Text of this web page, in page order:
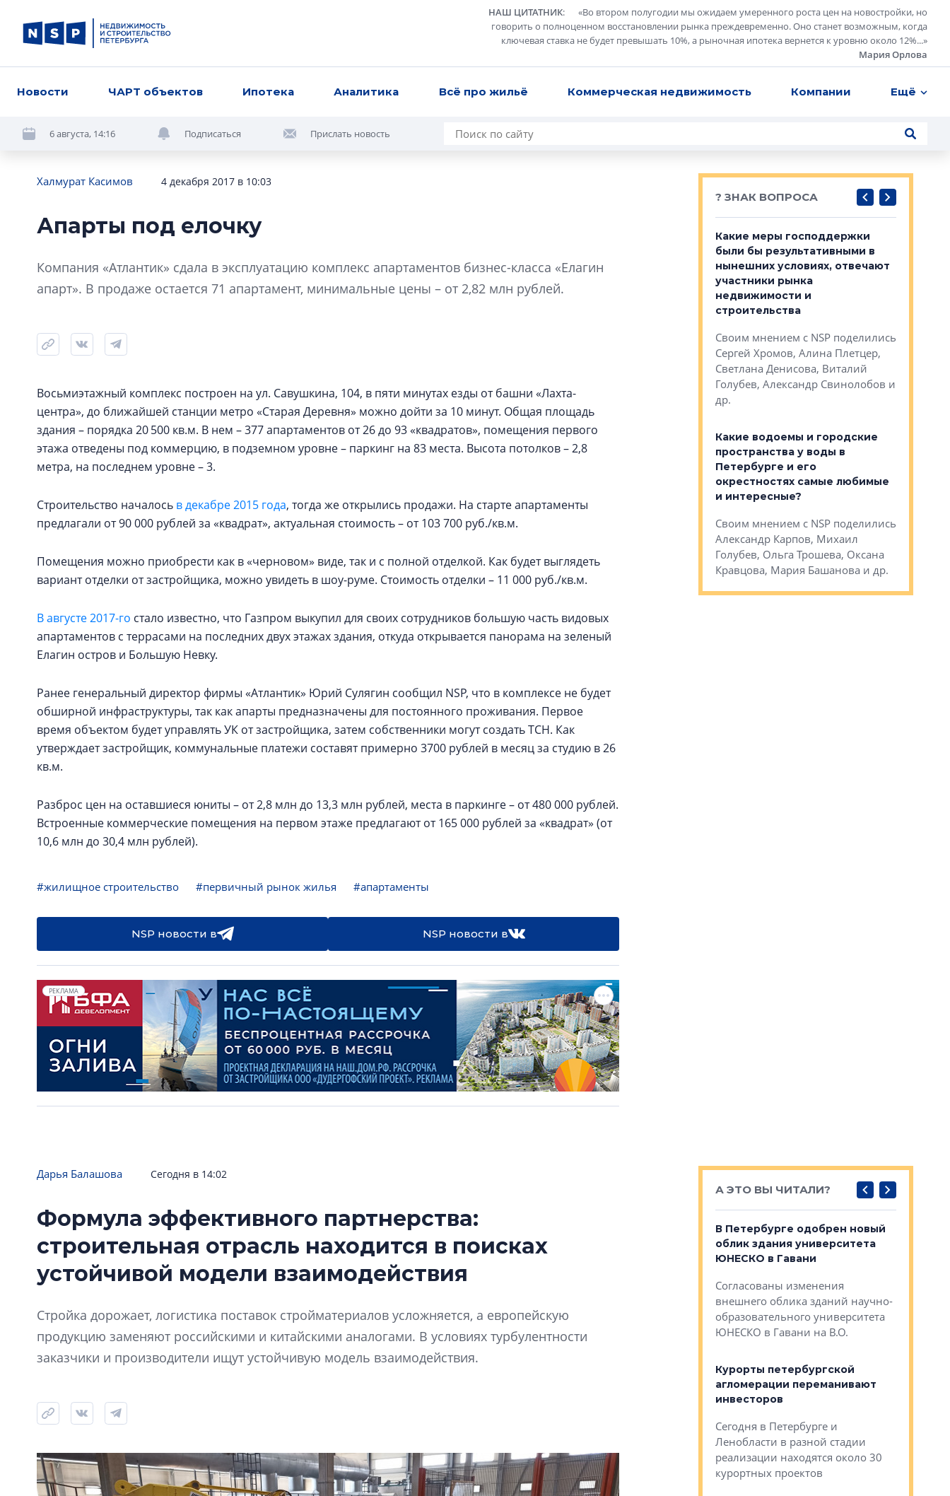
НАШ ЦИТАТНИК: «Во втором полугодии мы ожидаем умеренного роста цен на новостройки, но
говорить о полноценном восстановлении рынка преждевременно. Оно станет возможным, когда
ключевая ставка не будет превышать 10%, а рыночная ипотека вернется к уровню около 12%...»
Мария Орлова
Новости ЧАРТ объектов Ипотека Аналитика Всё про жильё Коммерческая недвижимость Компании Ещё
6 августа, 14:16 Подписаться Прислать новость
Халмурат Касимов 4 декабря 2017 в 10:03
Апарты под елочку
Компания «Атлантик» сдала в эксплуатацию комплекс апартаментов бизнес-класса «Елагин
апарт». В продаже остается 71 апартамент, минимальные цены – от 2,82 млн рублей.
Восьмиэтажный комплекс построен на ул. Савушкина, 104, в пяти минутах езды от башни «Лахта-
центра», до ближайшей станции метро «Старая Деревня» можно дойти за 10 минут. Общая площадь
здания – порядка 20 500 кв.м. В нем – 377 апартаментов от 26 до 93 «квадратов», помещения первого
этажа отведены под коммерцию, в подземном уровне – паркинг на 83 места. Высота потолков – 2,8
метра, на последнем уровне – 3.
Строительство началось в декабре 2015 года, тогда же открылись продажи. На старте апартаменты
предлагали от 90 000 рублей за «квадрат», актуальная стоимость – от 103 700 руб./кв.м.
Помещения можно приобрести как в «черновом» виде, так и с полной отделкой. Как будет выглядеть
вариант отделки от застройщика, можно увидеть в шоу-руме. Стоимость отделки – 11 000 руб./кв.м.
В августе 2017-го стало известно, что Газпром выкупил для своих сотрудников большую часть видовых
апартаментов с террасами на последних двух этажах здания, откуда открывается панорама на зеленый
Елагин остров и Большую Невку.
Ранее генеральный директор фирмы «Атлантик» Юрий Сулягин сообщил NSP, что в комплексе не будет
обширной инфраструктуры, так как апарты предназначены для постоянного проживания. Первое
время объектом будет управлять УК от застройщика, затем собственники могут создать ТСН. Как
утверждает застройщик, коммунальные платежи составят примерно 3700 рублей в месяц за студию в 26
кв.м.
Разброс цен на оставшиеся юниты – от 2,8 млн до 13,3 млн рублей, места в паркинге – от 480 000 рублей.
Встроенные коммерческие помещения на первом этаже предлагают от 165 000 рублей за «квадрат» (от
10,6 млн до 30,4 млн рублей).
#жилищное строительство #первичный рынок жилья #апартаменты
NSP новости в NSP новости в
РЕКЛАМА
? ЗНАК ВОПРОСА
рынка?
Разрыв цен между первичкой и
Константин Сторожев и другие
специальности и компетенции
в сфере девелопмента и
Валентина Калинина, Анжелика
Кирилл Кудинов и др.
Какие меры господдержки
были бы результативными в
нынешних условиях, отвечают
участники рынка
недвижимости и
строительства
Своим мнением с NSP поделились
Сергей Хромов, Алина Плетцер,
Светлана Денисова, Виталий
Голубев, Александр Свинолобов и
др.
Какие водоемы и городские
пространства у воды в
Петербурге и его
окрестностях самые любимые
и интересные?
Своим мнением с NSP поделились
Александр Карпов, Михаил
Голубев, Ольга Трошева, Оксана
Кравцова, Мария Башанова и др.
Дарья Балашова Сегодня в 14:02
Формула эффективного партнерства:
строительная отрасль находится в поисках
устойчивой модели взаимодействия
Стройка дорожает, логистика поставок стройматериалов усложняется, а европейскую
продукцию заменяют российскими и китайскими аналогами. В условиях турбулентности
заказчики и производители ищут устойчивую модель взаимодействия.
А ЭТО ВЫ ЧИТАЛИ?
от эпохи фальш-панелей
Центробанк: квартиры в домах
2020-2026 годов постройки на
В Петербурге одобрен новый
облик здания университета
ЮНЕСКО в Гавани
Согласованы изменения
внешнего облика зданий научно-
образовательного университета
ЮНЕСКО в Гавани на В.О.
Курорты петербургской
агломерации переманивают
инвесторов
Сегодня в Петербурге и
Ленобласти в разной стадии
реализации находятся около 30
курортных проектов